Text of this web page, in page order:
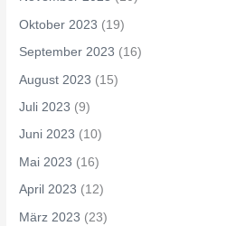
Oktober 2023 (19)
September 2023 (16)
August 2023 (15)
Juli 2023 (9)
Juni 2023 (10)
Mai 2023 (16)
April 2023 (12)
März 2023 (23)